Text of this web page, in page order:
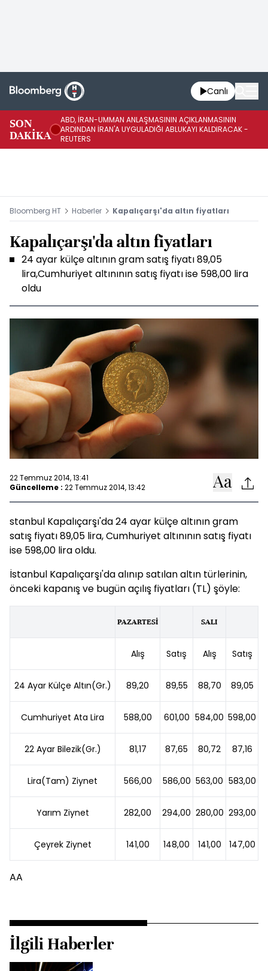
Canlı
SON
DAKİKA
ABD, İRAN-UMMAN ANLAŞMASININ AÇIKLANMASININ
ARDINDAN İRAN'A UYGULADIĞI ABLUKAYI KALDIRACAK -
REUTERS
Bloomberg HT Haberler Kapalıçarşı'da altın fiyatları
Kapalıçarşı'da altın fiyatları
24 ayar külçe altının gram satış fiyatı 89,05
lira,Cumhuriyet altınının satış fiyatı ise 598,00 lira
oldu
22 Temmuz 2014, 13:41
Güncelleme : 22 Temmuz 2014, 13:42
stanbul Kapalıçarşı'da 24 ayar külçe altının gram
satış fiyatı 89,05 lira, Cumhuriyet altınının satış fiyatı
ise 598,00 lira oldu.
İstanbul Kapalıçarşı'da alınıp satılan altın türlerinin,
önceki kapanış ve bugün açılış fiyatları (TL) şöyle:
PAZARTESİ SALI
Alış Satış Alış Satış
24 Ayar Külçe Altın(Gr.) 89,20 89,55 88,70 89,05
Cumhuriyet Ata Lira 588,00 601,00 584,00 598,00
22 Ayar Bilezik(Gr.) 81,17 87,65 80,72 87,16
Lira(Tam) Ziynet 566,00 586,00 563,00 583,00
Yarım Ziynet 282,00 294,00 280,00 293,00
Çeyrek Ziynet 141,00 148,00 141,00 147,00
AA
İlgili Haberler